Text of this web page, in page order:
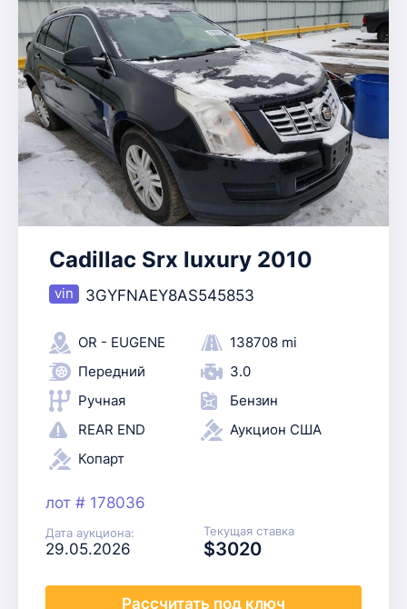
Cadillac Srx luxury 2010
3GYFNAEY8AS545853
OR - EUGENE
138708 mi
Передний
3.0
Ручная
Бензин
REAR END
Аукцион США
Копарт
лот # 178036
Дата аукциона:
29.05.2026
Текущая ставка
$3020
Рассчитать под ключ